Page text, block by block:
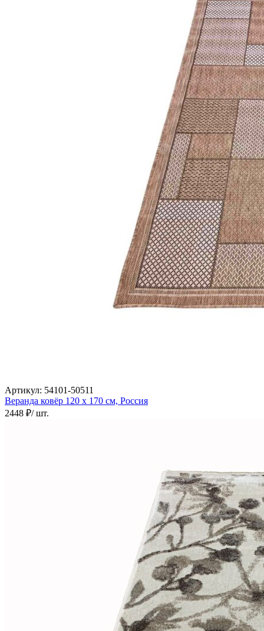
Артикул: 54101-50511
Веранда ковёр 120 х 170 см, Россия
2448 ₽/ шт.